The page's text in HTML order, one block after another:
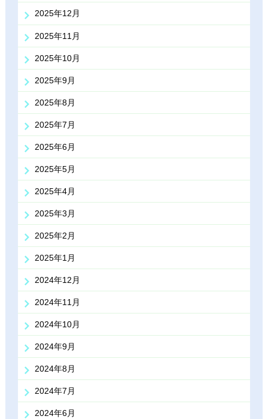
2025年12月
2025年11月
2025年10月
2025年9月
2025年8月
2025年7月
2025年6月
2025年5月
2025年4月
2025年3月
2025年2月
2025年1月
2024年12月
2024年11月
2024年10月
2024年9月
2024年8月
2024年7月
2024年6月